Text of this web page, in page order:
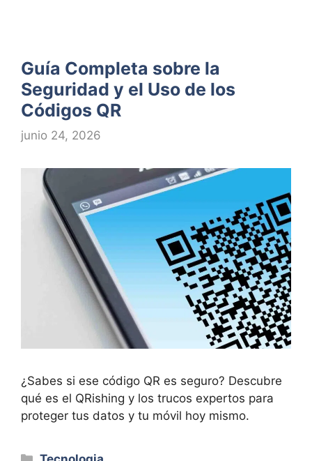
Guía Completa sobre la
Seguridad y el Uso de los
Códigos QR
junio 24, 2026
¿Sabes si ese código QR es seguro? Descubre
qué es el QRishing y los trucos expertos para
proteger tus datos y tu móvil hoy mismo.
Categorías